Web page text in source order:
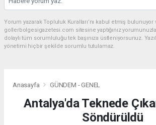
Yorum yazarak Topluluk Kuralları’nı kabul etmiş bulunuyor
gollerbolgesigazetesi.com sitesine yaptığınız
dolaylı tüm sorumluluğu tek başınıza üstleniyorsunuz.
yönetimi hiçbir şekilde sorumlu tutulamaz.
Anasayfa GÜNDEM - GENEL
Antalya'da Teknede
Söndürüldü